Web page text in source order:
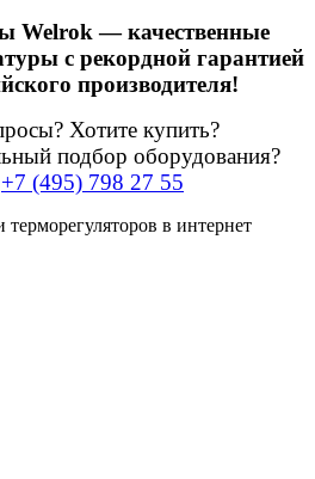
Welrok — качественные
с рекордной гарантией
производителя!
Хотите купить?
подбор оборудования?
+7 (495) 798 27 55